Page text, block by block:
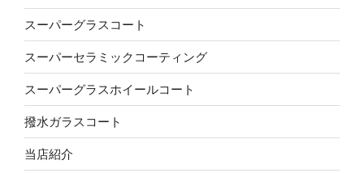
スーパーグラスコート
スーパーセラミックコーティング
スーパーグラスホイールコート
撥水ガラスコート
当店紹介